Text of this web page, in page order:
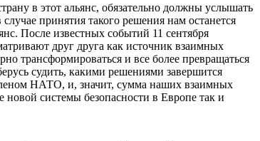
в этот альянс, обязательно должны услышать
принятия такого решения нам останется
После известных событий 11 сентября
друг друга как источник взаимных
трансформироваться и все более превращаться
судить, какими решениями завершится
НАТО, и, значит, сумма наших взаимных
системы безопасности в Европе так и